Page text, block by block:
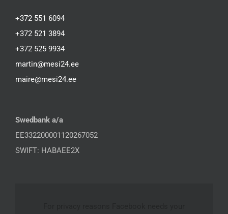
+372 551 6094
+372 521 3894
+372 525 9934
martin@mesi24.ee
maire@mesi24.ee
Swedbank a/a
EE332200001120267052
SWIFT: HABAEE2X